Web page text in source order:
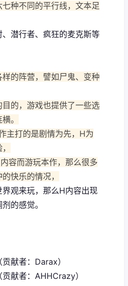
种不同的平行线，文本足
潜行者、疯狂的麦克斯等
的阵营，譬如尸鬼、变种
的，游戏也提供了一些选
。
主打的是剧情为先，H为
容而游玩本作，那么很多
快乐的情况，
观来玩，那么H内容出现
的感觉。
献者：Darax）
献者：AHHCrazy）